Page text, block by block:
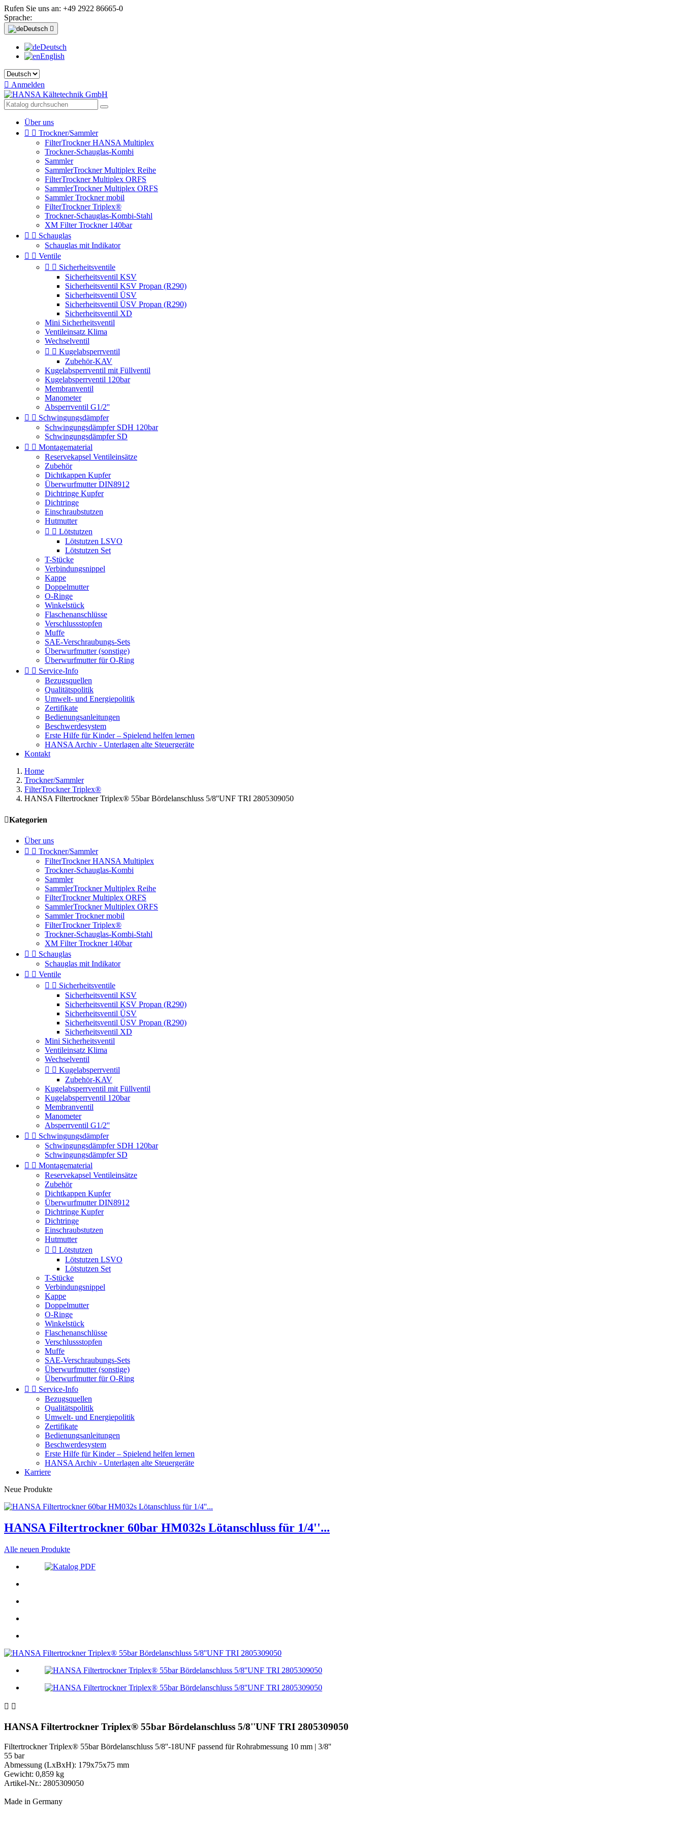
Rufen Sie uns an: +49 2922 86665-0
Sprache:
Deutsch 
Deutsch
English
 Anmelden
Über uns
  Trockner/Sammler
FilterTrockner HANSA Multiplex
Trockner-Schauglas-Kombi
Sammler
SammlerTrockner Multiplex Reihe
FilterTrockner Multiplex ORFS
SammlerTrockner Multiplex ORFS
Sammler Trockner mobil
FilterTrockner Triplex®
Trockner-Schauglas-Kombi-Stahl
XM Filter Trockner 140bar
  Schauglas
Schauglas mit Indikator
  Ventile
  Sicherheitsventile
Sicherheitsventil KSV
Sicherheitsventil KSV Propan (R290)
Sicherheitsventil ÜSV
Sicherheitsventil ÜSV Propan (R290)
Sicherheitsventil XD
Mini Sicherheitsventil
Ventileinsatz Klima
Wechselventil
  Kugelabsperrventil
Zubehör-KAV
Kugelabsperrventil mit Füllventil
Kugelabsperrventil 120bar
Membranventil
Manometer
Absperrventil G1/2''
  Schwingungsdämpfer
Schwingungsdämpfer SDH 120bar
Schwingungsdämpfer SD
  Montagematerial
Reservekapsel Ventileinsätze
Zubehör
Dichtkappen Kupfer
Überwurfmutter DIN8912
Dichtringe Kupfer
Dichtringe
Einschraubstutzen
Hutmutter
  Lötstutzen
Lötstutzen LSVO
Lötstutzen Set
T-Stücke
Verbindungsnippel
Kappe
Doppelmutter
O-Ringe
Winkelstück
Flaschenanschlüsse
Verschlussstopfen
Muffe
SAE-Verschraubungs-Sets
Überwurfmutter (sonstige)
Überwurfmutter für O-Ring
  Service-Info
Bezugsquellen
Qualitätspolitik
Umwelt- und Energiepolitik
Zertifikate
Bedienungsanleitungen
Beschwerdesystem
Erste Hilfe für Kinder – Spielend helfen lernen
HANSA Archiv - Unterlagen alte Steuergeräte
Kontakt
Home
Trockner/Sammler
FilterTrockner Triplex®
HANSA Filtertrockner Triplex® 55bar Bördelanschluss 5/8''UNF TRI 2805309050
Kategorien
Über uns
  Trockner/Sammler
FilterTrockner HANSA Multiplex
Trockner-Schauglas-Kombi
Sammler
SammlerTrockner Multiplex Reihe
FilterTrockner Multiplex ORFS
SammlerTrockner Multiplex ORFS
Sammler Trockner mobil
FilterTrockner Triplex®
Trockner-Schauglas-Kombi-Stahl
XM Filter Trockner 140bar
  Schauglas
Schauglas mit Indikator
  Ventile
  Sicherheitsventile
Sicherheitsventil KSV
Sicherheitsventil KSV Propan (R290)
Sicherheitsventil ÜSV
Sicherheitsventil ÜSV Propan (R290)
Sicherheitsventil XD
Mini Sicherheitsventil
Ventileinsatz Klima
Wechselventil
  Kugelabsperrventil
Zubehör-KAV
Kugelabsperrventil mit Füllventil
Kugelabsperrventil 120bar
Membranventil
Manometer
Absperrventil G1/2''
  Schwingungsdämpfer
Schwingungsdämpfer SDH 120bar
Schwingungsdämpfer SD
  Montagematerial
Reservekapsel Ventileinsätze
Zubehör
Dichtkappen Kupfer
Überwurfmutter DIN8912
Dichtringe Kupfer
Dichtringe
Einschraubstutzen
Hutmutter
  Lötstutzen
Lötstutzen LSVO
Lötstutzen Set
T-Stücke
Verbindungsnippel
Kappe
Doppelmutter
O-Ringe
Winkelstück
Flaschenanschlüsse
Verschlussstopfen
Muffe
SAE-Verschraubungs-Sets
Überwurfmutter (sonstige)
Überwurfmutter für O-Ring
  Service-Info
Bezugsquellen
Qualitätspolitik
Umwelt- und Energiepolitik
Zertifikate
Bedienungsanleitungen
Beschwerdesystem
Erste Hilfe für Kinder – Spielend helfen lernen
HANSA Archiv - Unterlagen alte Steuergeräte
Karriere
Neue Produkte
HANSA Filtertrockner 60bar HM032s Lötanschluss für 1/4''...
Alle neuen Produkte
 
HANSA Filtertrockner Triplex® 55bar Bördelanschluss 5/8''UNF TRI 2805309050
Filtertrockner Triplex® 55bar Bördelanschluss 5/8''-18UNF passend für Rohrabmessung 10 mm | 3/8''
55 bar
Abmessung (LxBxH): 179x75x75 mm
Gewicht: 0,859 kg
Artikel-Nr.: 2805309050
Made in Germany